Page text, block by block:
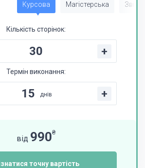
Курсова Магістерська Звіт
Кількість сторінок:
+
Термін виконання:
днів +
від 990₴
точну вартість